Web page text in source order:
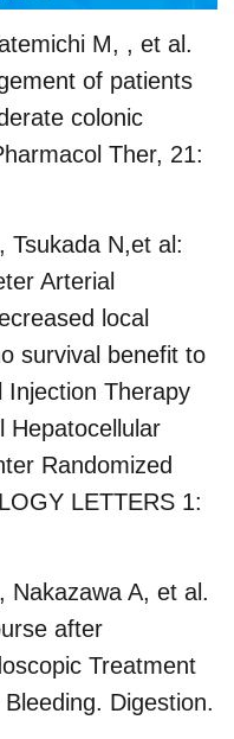
M, , et al.
of patients
colonic
Ther, 21:
Tsukada N,et al:
Arterial
local
survival benefit to
Injection Therapy
Hepatocellular
Randomized
LETTERS 1:
Nakazawa A, et al.
after
Treatment
Digestion.